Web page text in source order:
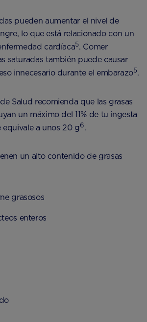
pueden aumentar el nivel de
lo que está relacionado con un
cardíaca5. Comer
saturadas también puede causar
innecesario durante el embarazo5.
Salud recomienda que las grasas
un máximo del 11% de tu ingesta
equivale a unos 20 g6.
un alto contenido de grasas
grasosos
enteros